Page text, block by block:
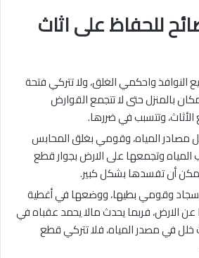
للحفاظ على اثاث
واحكمي الغلق، ولا تتركي فتحة
بالمنزل حتى لا تتجمع القوارض
وتتسبب في ضررها.
مصادر المياه، وقومي بغلق المحابس
المياه وتجمعها على الارض بجوار قطع
أن تفسدها بشكل كبير.
وقومي بطيها، ووضعها في أغطية
عن الارض، فربما يحدث مالا يحمد عقباه في
في مصدر المياه، فلا تتركي قطع